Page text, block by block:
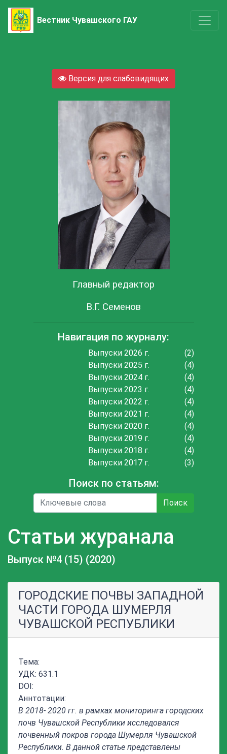
Вестник Чувашского ГАУ
Версия для слабовидящих
Главный редактор
В.Г. Семенов
Навигация по журналу:
Выпуски 2026 г.
(2)
Выпуски 2025 г.
(4)
Выпуски 2024 г.
(4)
Выпуски 2023 г.
(4)
Выпуски 2022 г.
(4)
Выпуски 2021 г.
(4)
Выпуски 2020 г.
(4)
Выпуски 2019 г.
(4)
Выпуски 2018 г.
(4)
Выпуски 2017 г.
(3)
Поиск по статьям:
Поиск
Статьи журанала
Выпуск №4 (15) (2020)
ГОРОДСКИЕ ПОЧВЫ ЗАПАДНОЙ
ЧАСТИ ГОРОДА ШУМЕРЛЯ
ЧУВАШСКОЙ РЕСПУБЛИКИ
Тема:
УДК: 631.1
DOI:
Аннтотации:
В 2018- 2020 гг. в рамках мониторинга городских
почв Чувашской Республики исследовался
почвенный покров города Шумерля Чувашской
Республики. В данной статье представлены